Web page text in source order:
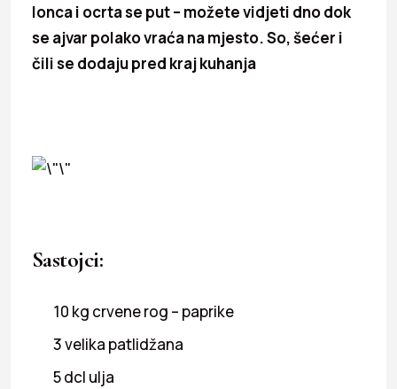
lonca i ocrta se put – možete vidjeti dno dok
se ajvar polako vraća na mjesto. So, šećer i
čili se dodaju pred kraj kuhanja
Sastojci:
10 kg crvene rog – paprike
3 velika patlidžana
5 dcl ulja